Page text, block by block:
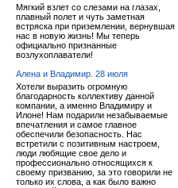
Мягкий взлет со слезами на глазах,
плавный полет и чуть заметная
встряска при приземлении, вернувшая
нас в новую жизнь! Мы теперь
официально признанные
возлухоплаватели!
Алена и Владимир. 28 июля
Хотели выразить огромную
благодарность коллективу данной
компании, а именно Владимиру и
Илоне! Нам подарили незабываемые
впечатления и самое главное
обеспечили безопасность. Нас
встретили с позитивным настроем,
люди любящие свое дело и
профессионально относящихся к
своему призванию, за это говорили не
только их слова, а как было важно